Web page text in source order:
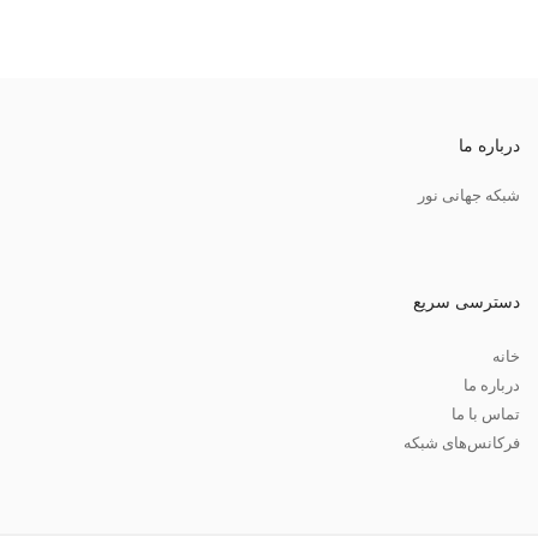
درباره ما
شبکه جهانی نور
دسترسی سریع
خانه
درباره ما
تماس با ما
فرکانس‌های شبکه